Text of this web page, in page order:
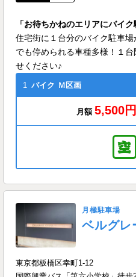
「お待ちかねのエリアにバイ
住宅街に１台分のバイク駐車
でも停められる車種多様！１
せください♪
1 バイク Ｍ区画
月額 5,500円
月極駐車場
ベルグレ
東京都板橋区幸町1-12